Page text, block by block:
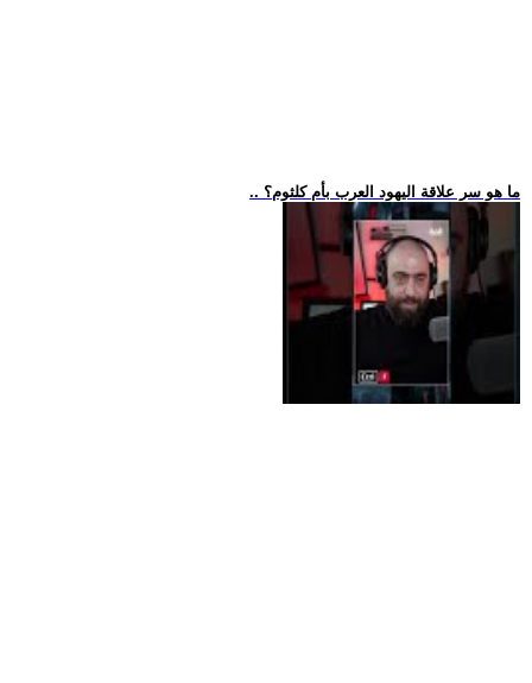
.. ما هو سر علاقة اليهود العرب بأم كلثوم؟